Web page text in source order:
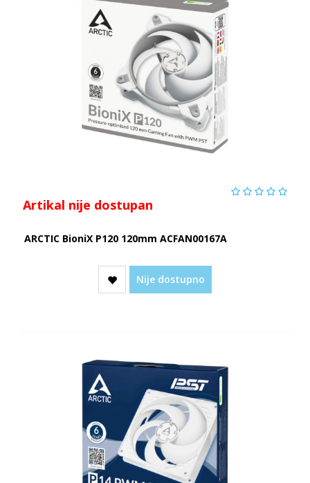
Artikal nije dostupan
ARCTIC BioniX P120 120mm ACFAN00167A
Nije dostupno